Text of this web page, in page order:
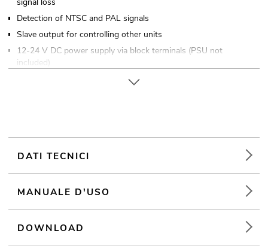
Detection of NTSC and PAL signals
Slave output for controlling other units
12-24 V DC power supply via block terminals (PSU not
included)
DATI TECNICI
MANUALE D'USO
DOWNLOAD